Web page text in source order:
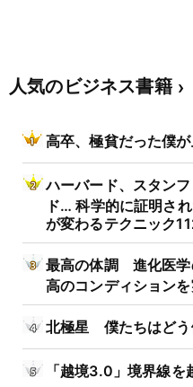
人気のビジネス書籍
高卒、極貧だった僕
ハーバード、スタン
ド… 科学的に証明さ
が変わるテクニック
最高の体調 進化医学
高のコンディション
北極星 僕たちはどう
「越境3.0」境界線